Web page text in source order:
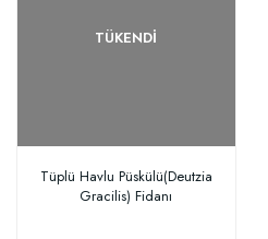
TÜKENDI
Tüplü Havlu Püskülü(Deutzia
Gracilis) Fidanı